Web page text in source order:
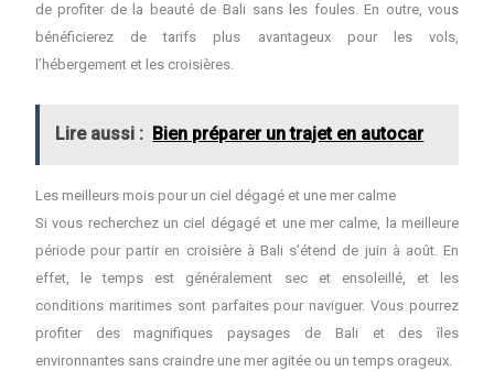
de profiter de la beauté de Bali sans les foules. En outre, vous
bénéficierez de tarifs plus avantageux pour les vols,
l’hébergement et les croisières.
Lire aussi : Bien préparer un trajet en autocar
Les meilleurs mois pour un ciel dégagé et une mer calme
Si vous recherchez un ciel dégagé et une mer calme, la meilleure
période pour partir en croisière à Bali s’étend de juin à août. En
effet, le temps est généralement sec et ensoleillé, et les
conditions maritimes sont parfaites pour naviguer. Vous pourrez
profiter des magnifiques paysages de Bali et des îles
environnantes sans craindre une mer agitée ou un temps orageux.